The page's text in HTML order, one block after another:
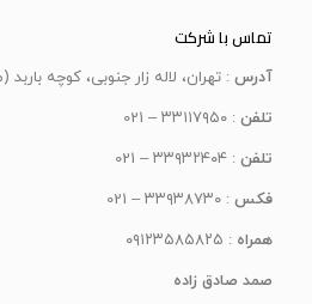
تماس با شرکت
آدرس : تهران، لاله زار جنوبی، کوچه باربد
تلفن : ۳۳۱۱۷۹۵۰ – 021
تلفن : ۳۳۹۳۲۴۰۴ – 021
فکس : ۳۳۹۳۸۷۳۰ – 021
همراه : ۰۹۱۲۳۵۸۵۸۲۵
صمد صادق زاده